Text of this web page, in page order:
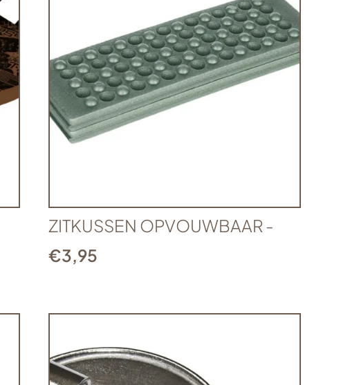
ZITKUSSEN OPVOUWBAAR -
€3,95